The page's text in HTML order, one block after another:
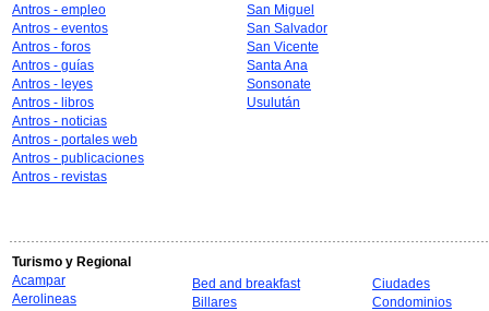
Antros - empleo
Antros - eventos
Antros - foros
Antros - guías
Antros - leyes
Antros - libros
Antros - noticias
Antros - portales web
Antros - publicaciones
Antros - revistas
San Miguel
San Salvador
San Vicente
Santa Ana
Sonsonate
Usulután
Turismo y Regional
Acampar
Aerolineas
Bed and breakfast
Billares
Ciudades
Condominios